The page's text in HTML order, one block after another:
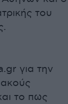
του
για την
το πως